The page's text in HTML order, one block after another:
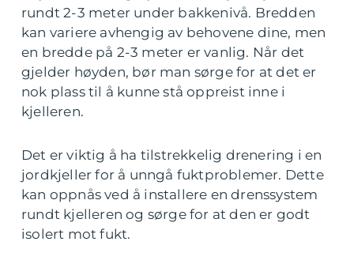
rundt 2-3 meter under bakkenivå. Bredden
kan variere avhengig av behovene dine, men
en bredde på 2-3 meter er vanlig. Når det
gjelder høyden, bør man sørge for at det er
nok plass til å kunne stå oppreist inne i
kjelleren.
Det er viktig å ha tilstrekkelig drenering i en
jordkjeller for å unngå fuktproblemer. Dette
kan oppnås ved å installere en drenssystem
rundt kjelleren og sørge for at den er godt
isolert mot fukt.